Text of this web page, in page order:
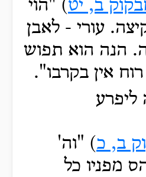
ב, יט) "הוי
עורי - לאבן
הנה הוא תפוש
אין בקרבו".
ליפרע
ב, כ) "וה'
מפניו כל